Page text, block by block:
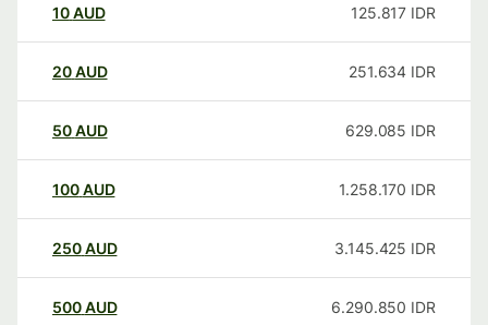
10AUD 125.817 IDR
20AUD 251.634 IDR
50AUD 629.085 IDR
100AUD 1.258.170 IDR
250AUD 3.145.425 IDR
500AUD 6.290.850 IDR